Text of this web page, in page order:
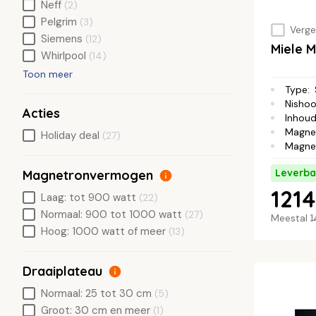
Miele
Type:
Inhoud
Meestal
Neff (2)
Pelgrim (3)
Siemens (12)
Whirlpool (14)
Toon meer
Acties
Holiday deal (27)
Magnetronvermogen
Laag: tot 900 watt (22)
Normaal: 900 tot 1000 watt (27)
Hoog: 1000 watt of meer (13)
Draaiplateau
Normaal: 25 tot 30 cm (5)
Groot: 30 cm en meer (1)